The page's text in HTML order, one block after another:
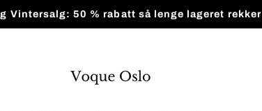
Vintersalg: 50 % rabatt så lenge lageret rekker